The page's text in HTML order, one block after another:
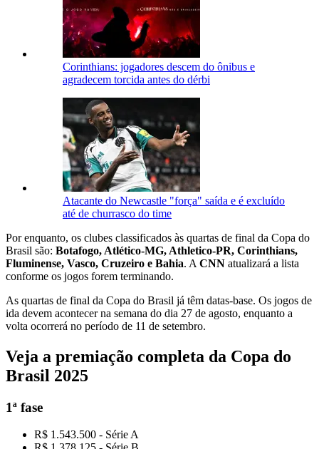
Corinthians: jogadores descem do ônibus e
agradecem torcida antes do dérbi
Atacante do Newcastle "força" saída e é excluído
até de churrasco do time
Por enquanto, os clubes classificados às quartas de final da Copa do
Brasil são: Botafogo, Atlético-MG, Athletico-PR, Corinthians,
Fluminense, Vasco, Cruzeiro e Bahia. A CNN atualizará a lista
conforme os jogos forem terminando.
As quartas de final da Copa do Brasil já têm datas-base. Os jogos de
ida devem acontecer na semana do dia 27 de agosto, enquanto a
volta ocorrerá no período de 11 de setembro.
Veja a premiação completa da Copa do
Brasil 2025
1ª fase
R$ 1.543.500 - Série A